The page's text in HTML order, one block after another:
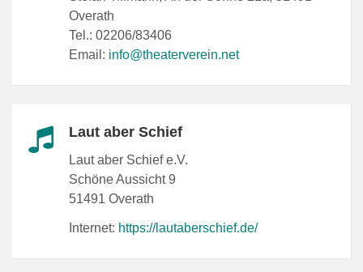
Overath
Tel.: 02206/83406
Email: info@theaterverein.net
Laut aber Schief
Laut aber Schief e.V.
Schöne Aussicht 9
51491 Overath
Internet: https://lautaberschief.de/